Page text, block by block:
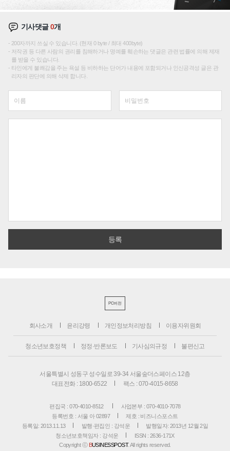
기사댓글0개
200자까지 쓰실 수 있습니다. (현재 0 byte / 최대 400byte)
저작권 등 다른 사람의 권리를 침해하거나 명예를 훼손하는 댓글은 관련 법률에 의해 제재
를 받을 수 있습니다.
타인에게 불쾌감을 주는 욕설 등 비하하는 단어가 내용에 포함되거나 인신공격성 글은 관
리자의 판단에 의해 삭제 합니다.
PC버전
회사소개 윤리강령 개인정보처리방침 이용자위원회
청소년보호정책 정정·반론보도 기사심의규정 불편신고
서울특별시 성동구 성수일로 39-34 서울숲더스페이스 12층
대표전화 : 1800-6522
팩스 : 070-4015-8658
편집국 : 070-4010-8512
사업본부 : 070-4010-7078
등록번호 : 서울 아 02897
제호 : 비즈니스포스트
등록일: 2013.11.13
발행·편집인 : 강석운
발행일자: 2013년 12월 2일
청소년보호책임자 : 강석운
ISSN : 2636-171X
Copyright ⓒ BUSINESSPOST. All rights reserved.